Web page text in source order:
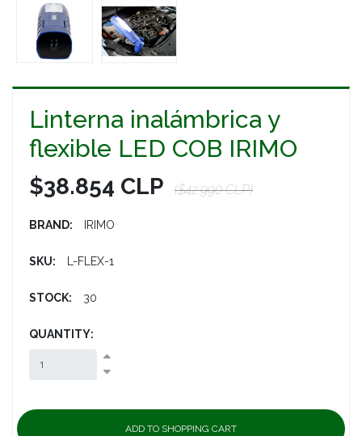
Linterna inalámbrica y
flexible LED COB IRIMO
$38.854 CLP ($42.990 CLP)
BRAND: IRIMO
SKU: L-FLEX-1
STOCK: 30
QUANTITY: